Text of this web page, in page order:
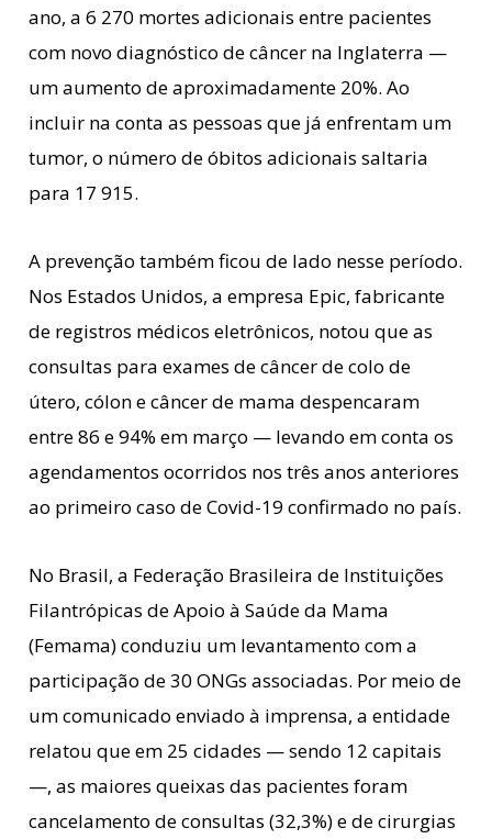
ano, a 6 270 mortes adicionais entre pacientes
com novo diagnóstico de câncer na Inglaterra —
um aumento de aproximadamente 20%. Ao
incluir na conta as pessoas que já enfrentam um
tumor, o número de óbitos adicionais saltaria
para 17 915.
A prevenção também ficou de lado nesse período.
Nos Estados Unidos, a empresa Epic, fabricante
de registros médicos eletrônicos, notou que as
consultas para exames de câncer de colo de
útero, cólon e câncer de mama despencaram
entre 86 e 94% em março — levando em conta os
agendamentos ocorridos nos três anos anteriores
ao primeiro caso de Covid-19 confirmado no país.
No Brasil, a Federação Brasileira de Instituições
Filantrópicas de Apoio à Saúde da Mama
(Femama) conduziu um levantamento com a
participação de 30 ONGs associadas. Por meio de
um comunicado enviado à imprensa, a entidade
relatou que em 25 cidades — sendo 12 capitais
—, as maiores queixas das pacientes foram
cancelamento de consultas (32,3%) e de cirurgias